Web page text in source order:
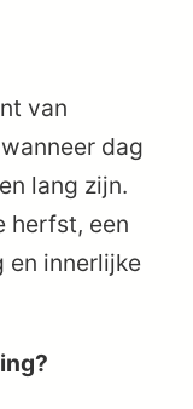
van
dag
lang zijn.
herfst, een
en innerlijke